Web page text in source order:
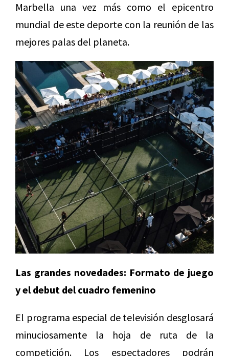
Marbella una vez más como el epicentro
mundial de este deporte con la reunión de las
mejores palas del planeta.
Las grandes novedades: Formato de juego
y el debut del cuadro femenino
El programa especial de televisión desglosará
minuciosamente la hoja de ruta de la
competición. Los espectadores podrán